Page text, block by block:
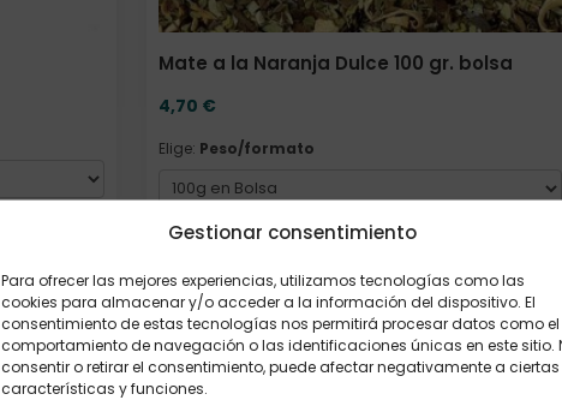
Gestionar consentimiento
Para ofrecer las mejores experiencias, utilizamos tecnologías como las
cookies para almacenar y/o acceder a la información del dispositivo. El
consentimiento de estas tecnologías nos permitirá procesar datos como el
comportamiento de navegación o las identificaciones únicas en este sitio.
consentir o retirar el consentimiento, puede afectar negativamente a ciertas
características y funciones.
Mate a la Naranja Dulce 100 gr. bolsa
4,70 €
Elige: Peso/formato